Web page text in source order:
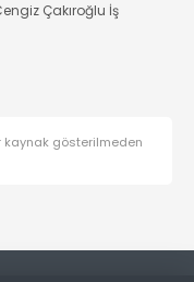
Çakıroğlu İş
kaynak gösterilmeden